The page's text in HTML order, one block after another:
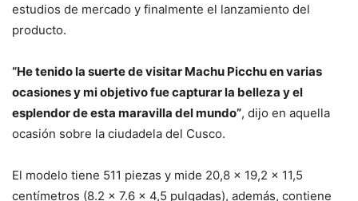
estudios de mercado y finalmente el lanzamiento del
producto.
“He tenido la suerte de visitar Machu Picchu en varias
ocasiones y mi objetivo fue capturar la belleza y el
esplendor de esta maravilla del mundo”, dijo en aquella
ocasión sobre la ciudadela del Cusco.
El modelo tiene 511 piezas y mide 20,8 x 19,2 x 11,5
centímetros (8.2 x 7.6 x 4,5 pulgadas), además, contiene